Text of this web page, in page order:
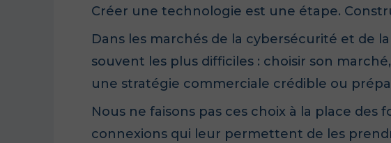
Créer une technologie est une étape.
Dans les marchés de la cybersécurité et de
souvent les plus difficiles : choisir son
une stratégie commerciale crédible ou
Nous ne faisons pas ces choix à la place des
connexions qui leur permettent de les